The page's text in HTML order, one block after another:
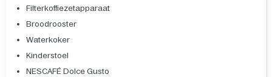
Filterkoffiezetapparaat
Broodrooster
Waterkoker
Kinderstoel
NESCAFÉ Dolce Gusto